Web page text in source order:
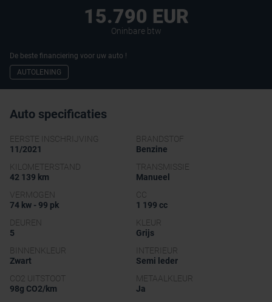
15.790 EUR
Oninbare btw
De beste financiering voor uw auto !
AUTOLENING
Auto specificaties
EERSTE INSCHRIJVING
11/2021
BRANDSTOF
Benzine
KILOMETERSTAND
42 139 km
TRANSMISSIE
Manueel
VERMOGEN
74 kw - 99 pk
CC
1 199 cc
DEUREN
5
KLEUR
Grijs
BINNENKLEUR
Zwart
INTERIEUR
Semi leder
CO2 UITSTOOT
98g CO2/km
METAALKLEUR
Ja